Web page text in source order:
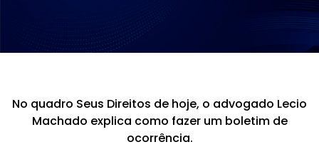
No quadro Seus Direitos de hoje, o advogado Lecio
Machado explica como fazer um boletim de
ocorrência.